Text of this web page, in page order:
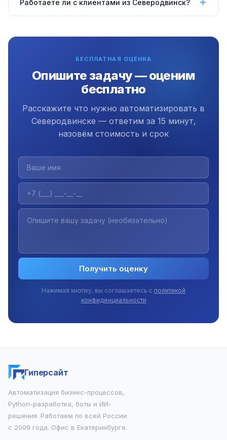
сервере, VPS (от 300 ₽/мес), настроить запуск на
Работаете ли с клиентами из Северодвинск?
Северодвинске. Коммуникация через Telegram,
БЕСПЛАТНАЯ ОЦЕНКА
Опишите задачу — оценим
бесплатно
Расскажите что нужно автоматизировать в
Северодвинске — ответим за 15 минут,
назовём стоимость и срок
Получить оценку
Нажимая кнопку, вы соглашаетесь с политикой
конфиденциальности
Гиперсайт
Автоматизация бизнес-процессов,
Python-разработка, боты и ИИ-
решения. Работаем по всей России
с 2009 года. Офис в Екатеринбурге.